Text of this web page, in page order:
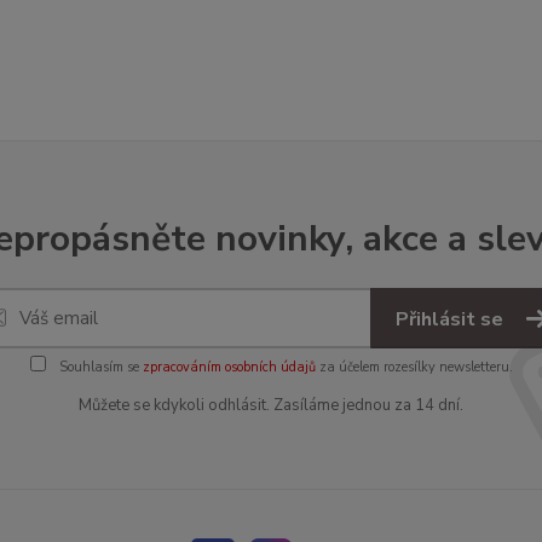
novinky, akce a
Přihlásit se
Souhlasím se zpracováním osobních údajůza účelem rozesílky newsletteru.
Můžete se kdykoli odhlásit. Zasíláme jednou za 14 dní.